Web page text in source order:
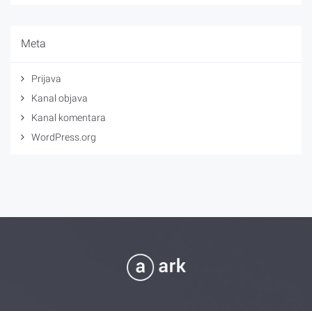
Meta
Prijava
Kanal objava
Kanal komentara
WordPress.org